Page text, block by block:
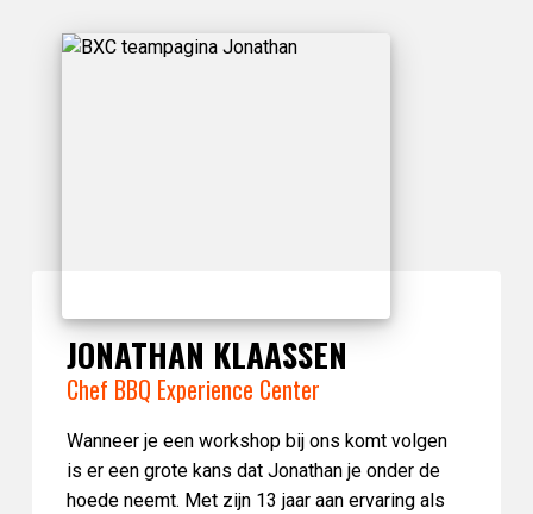
JONATHAN KLAASSEN
Chef BBQ Experience Center
Wanneer je een workshop bij ons komt volgen
is er een grote kans dat Jonathan je onder de
hoede neemt. Met zijn 13 jaar aan ervaring als